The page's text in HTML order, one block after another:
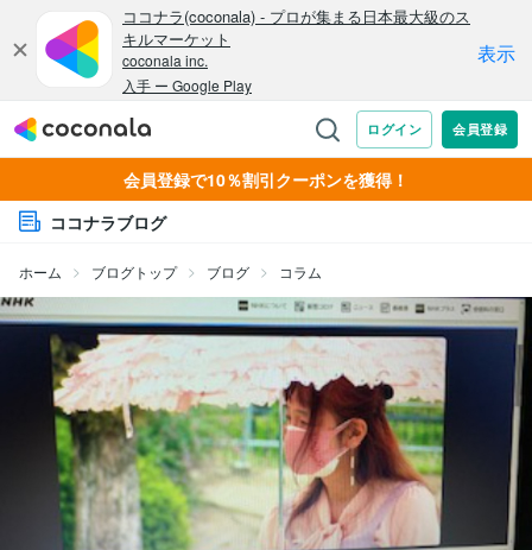
会員登録で10％割引クーポンを獲得！
ココナラブログ
ホーム ブログトップ ブログ コラム